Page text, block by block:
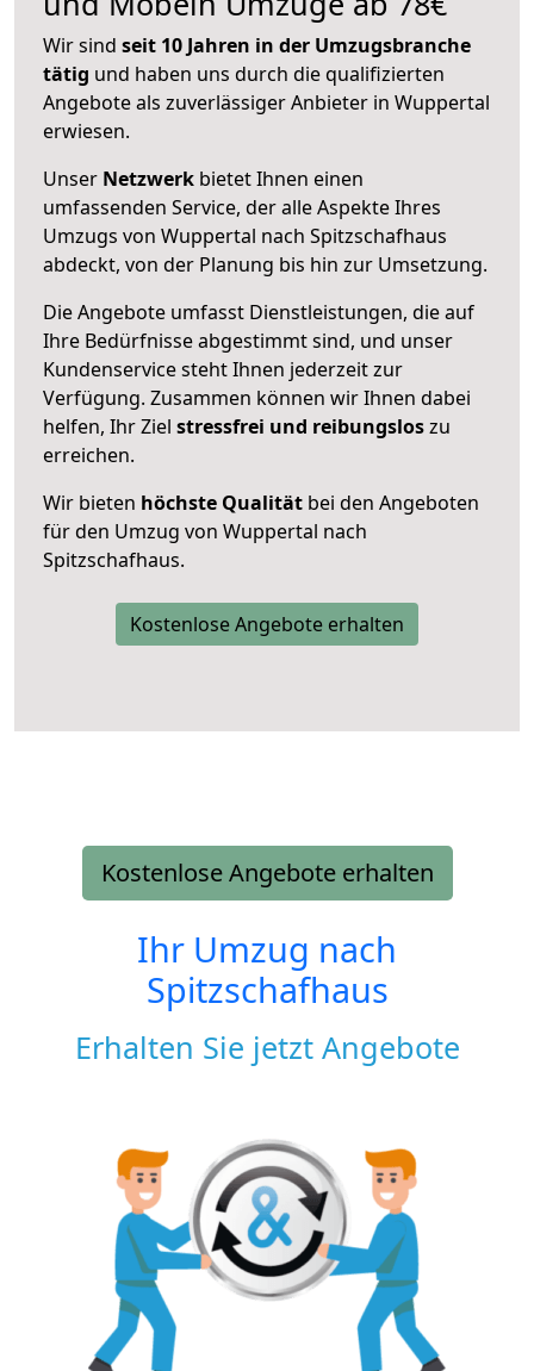
Wir sind seit 10 Jahren in der Umzugsbranche
tätig und haben uns durch die qualifizierten
Angebote als zuverlässiger Anbieter in Wuppertal
erwiesen.
Unser Netzwerk bietet Ihnen einen
umfassenden Service, der alle Aspekte Ihres
Umzugs von Wuppertal nach Spitzschafhaus
abdeckt, von der Planung bis hin zur Umsetzung.
Die Angebote umfasst Dienstleistungen, die auf
Ihre Bedürfnisse abgestimmt sind, und unser
Kundenservice steht Ihnen jederzeit zur
Verfügung. Zusammen können wir Ihnen dabei
helfen, Ihr Ziel stressfrei und reibungsloszu
erreichen.
Wir bieten höchste Qualität bei den Angeboten
für den Umzug von Wuppertal nach
Spitzschafhaus.
Kostenlose Angebote erhalten
Kostenlose Angebote erhalten
Ihr Umzug nach
Spitzschafhaus
Erhalten Sie jetzt Angebote